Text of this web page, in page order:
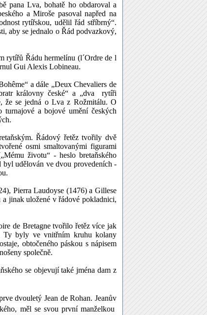
pana Lva, bohatě ho obdaroval a
a Miroše pasoval napřed na
rytířskou, udělil řád stříbrný“.
aby se jednalo o Řád podvazkový,
rytířů Řádu hermelínu (l´Ordre de l
Gui Alexis Lobineau.
a dále „Deux Chevaliers de
královny české“ a „dva rytíři
že se jedná o Lva z Rožmitálu. O
turnajové a bojové umění českých
Řádový řetěz tvořily dvě
osmi smaltovanými figurami
životu“ - heslo bretaňského
udělován ve dvou provedeních -
Pierra Laudoyse (1476) a Gillese
jinak uložené v řádové pokladnici,
de Bretagne tvořilo řetěz více jak
Ty byly ve vnitřním kruhu kolany
obtočeného páskou s nápisem
společně.
se objevují také jména dam z
dvouletý Jean de Rohan. Jeanův
měl se svou první manželkou